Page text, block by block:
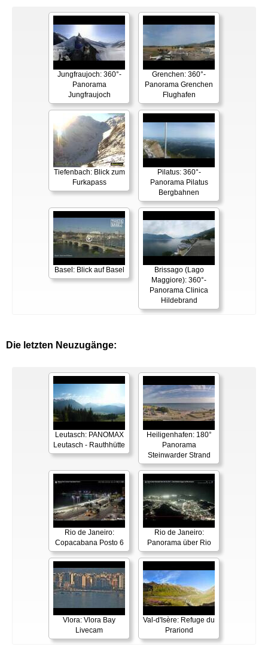
Jungfraujoch: 360°-
Panorama
Jungfraujoch
Grenchen: 360°-
Panorama Grenchen
Flughafen
Tiefenbach: Blick zum
Furkapass
Pilatus: 360°-
Panorama Pilatus
Bergbahnen
Basel: Blick auf Basel
Brissago (Lago
Maggiore): 360°-
Panorama Clinica
Hildebrand
Die letzten Neuzugänge:
Leutasch: PANOMAX
Leutasch - Rauthhütte
Heiligenhafen: 180°
Panorama
Steinwarder Strand
Rio de Janeiro:
Copacabana Posto 6
Rio de Janeiro:
Panorama über Rio
Vlora: Vlora Bay
Livecam
Val-d'Isère: Refuge du
Prariond